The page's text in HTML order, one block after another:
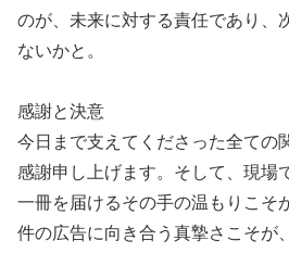
のが、未来に対する責任であり、
ないかと。
感謝と決意
今日まで支えてくださった全ての
感謝申し上げます。そして、現場
一冊を届けるその手の温もりこそ
件の広告に向き合う真摯さこそが